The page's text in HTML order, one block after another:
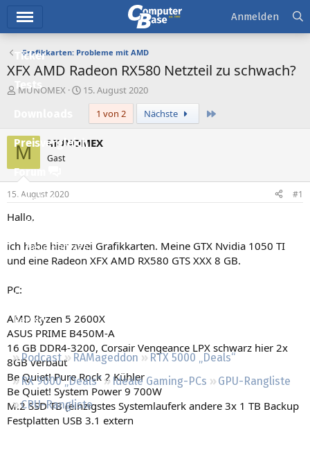
Ticker
Tests
Preisvergleich
Forum
Aktuelles
Empfohlene Inhalte
Neue Beiträge
Leserartikel
Regeln
Podcast RAMageddon
RTX 5000 „Deals“
RX 9000 „Deals“
Ideale Gaming-PCs
GPU-Rangliste
CPU-Rangliste
Anmelden
Grafikkarten: Probleme mit AMD
XFX AMD Radeon RX580 Netzteil zu schwach?
E
e
l
e
MUNOMEX
E
e
m
15. August 2020
1 von 2
Nächste
M MUNOMEX
Gast
15. August 2020 #1
Hallo,
ich habe hier zwei Grafikkarten. Meine GTX Nvidia 1050 TI
und eine Radeon XFX AMD RX580 GTS XXX 8 GB.
PC:
AMD Ryzen 5 2600X
ASUS PRIME B450M-A
16 GB DDR4-3200, Corsair Vengeance LPX schwarz hier 2x
8GB verbaut
Be Quiet! Pure Rock 2 Kühler
Be Quiet! System Power 9 700W
M.2 SSD TB (einzigstes Systemlauferk andere 3x 1 TB Backup
Festplatten USB 3.1 extern